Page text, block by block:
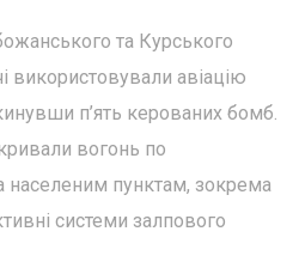
та Курського
використовували авіацію
п’ять керованих бомб.
вогонь по
населеним пунктам, зокрема
системи залпового